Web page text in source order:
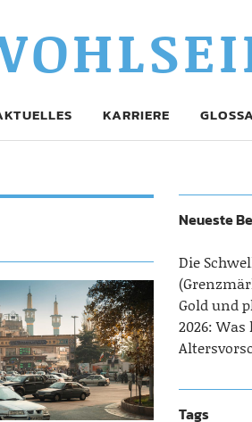
KARRIERE
Neueste
Die
Gold und
2026:
Tags